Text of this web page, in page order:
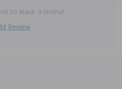
to leave a review!
Review